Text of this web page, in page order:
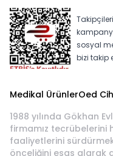
sosyal
bizi takip
Medikal ÜrünlerOed
1988 yılında Gökhan
firmamız tecrübelerini
faaliyetlerini
önceliğini esas alarak